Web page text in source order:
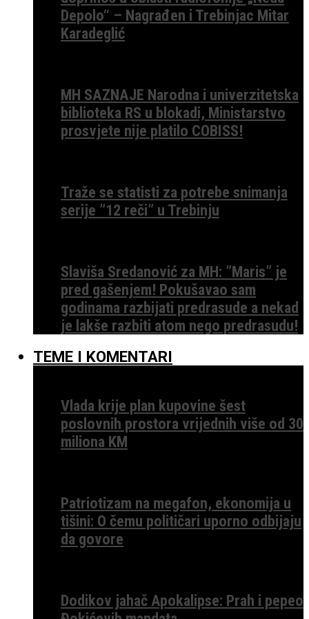
Depolo“ – Nagrađen i Trebinjac Mitar
Karadeglić
MH SAZNAJE Narodna i univerzitetska
biblioteka RS u blokadi, Ministarstvo
prosvjete nije platilo COBISS!
Traže se statisti za potrebe snimanja
serije ”12 reči” u Trebinju
Slaviša Sredanović za MH: ”Maris” je
pred gašenjem! Pokušavao sam
godinama razbijati predrasude a nekad
je lakše razbiti atom nego predrasudu!
TEME I KOMENTARI
Vlada krije plan kupovine šest
poslovnih prostora vrijednih više od 30
miliona KM
Patriotizam na megafon, ekonomija u
tišini: O čemu političari uporno odbijaju
da govore
Dodikov jahač Apokalipse: Prah i pepeo